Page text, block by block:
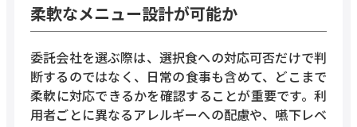
柔軟なメニュー設計が可能か
委託会社を選ぶ際は、選択食への対応可否だけで判
断するのではなく、日常の食事も含めて、どこまで
柔軟に対応できるかを確認することが重要です。利
用者ごとに異なるアレルギーへの配慮や、嚥下レベ